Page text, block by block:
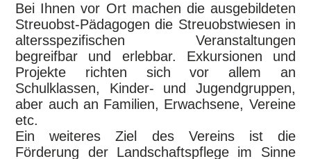
Bei Ihnen vor Ort machen die ausgebildeten
Streuobst-Pädagogen die Streuobstwiesen in
altersspezifischen Veranstaltungen
begreifbar und erlebbar. Exkursionen und
Projekte richten sich vor allem an
Schulklassen, Kinder- und Jugendgruppen,
aber auch an Familien, Erwachsene, Vereine
etc.
Ein weiteres Ziel des Vereins ist die
Förderung der Landschaftspflege im Sinne